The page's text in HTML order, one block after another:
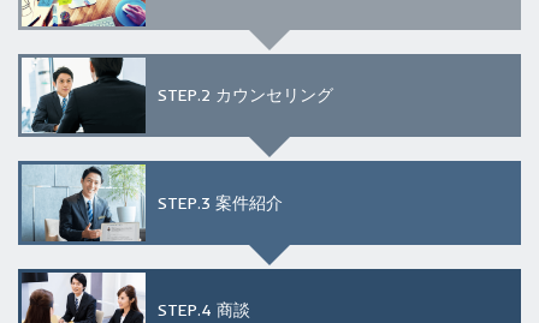
STEP.2 カウンセリング
STEP.3 案件紹介
STEP.4 商談